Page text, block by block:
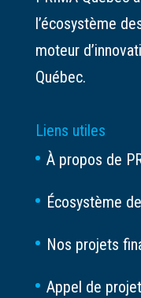
l’écosystème
moteur
Québec.
Liens utiles
À propos de
Écosystème
Nos projets
Appel de